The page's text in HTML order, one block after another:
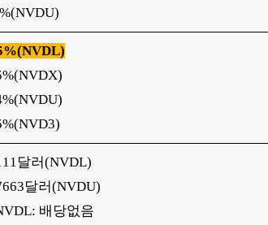
달러(NVDL)
달러(NVDU)
배당없음